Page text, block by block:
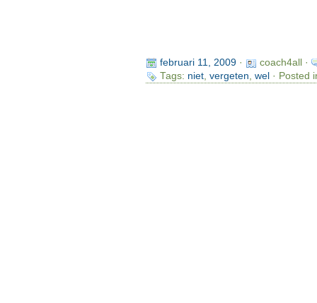
februari 11, 2009·
coach4all ·
Tags: niet, vergeten, wel · Posted